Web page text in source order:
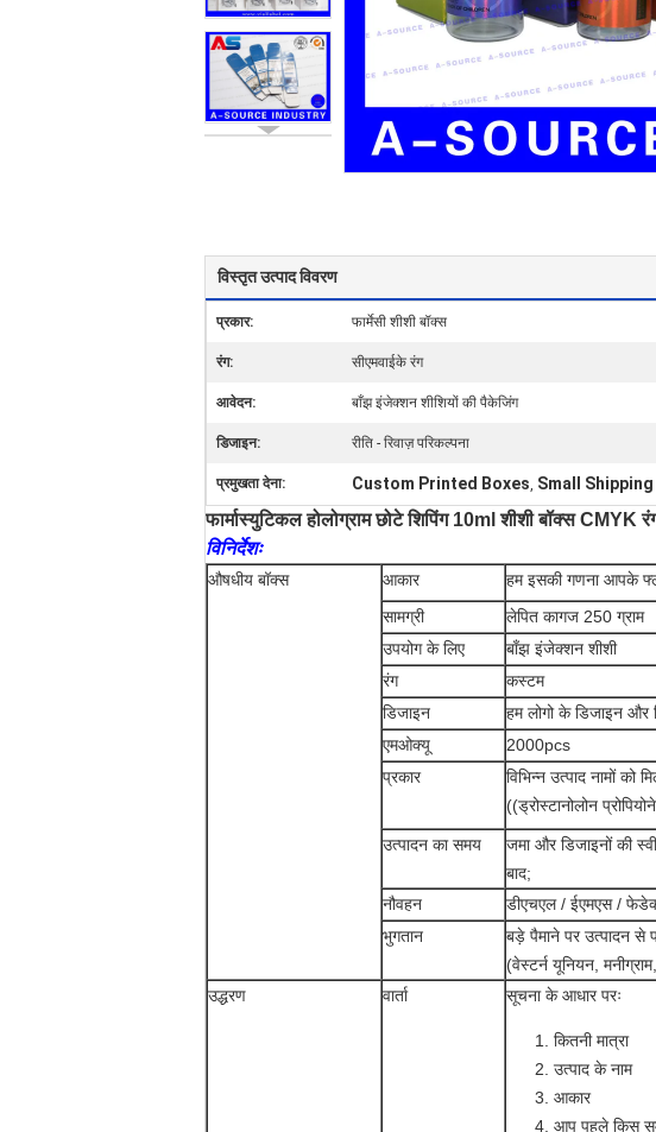
विस्तृत उत्पाद विवरण
प्रकार: फार्मेसी शीशी बॉक्स
रंग: सीएमवाईके रंग
आवेदन: बाँझ इंजेक्शन शीशियों की पैकेजिंग
डिजाइन: रीति - रिवाज़ परिकल्पना
प्रमुखता देना: Custom Printed Boxes, Small
फार्मास्युटिकल होलोग्राम छोटे शिपिंग 10ml शीशी बॉक्स CMYK
विनिर्देशः
औषधीय बॉक्स आकार
हम इसकी गणना आपके
सामग्री
लेपित कागज 250 ग्राम
उपयोग के लिए
बाँझ इंजेक्शन शीशी
रंग
कस्टम
डिजाइन
हम लोगो के डिजाइन और
एमओक्यू
2000pcs
प्रकार
विभिन्न उत्पाद नामों को
((ड्रोस्टानोलोन
उत्पादन का समय
जमा और डिजाइनों की
बाद;
नौवहन
डीएचएल / ईएमएस /
भुगतान
बड़े पैमाने पर उत्पादन से
(वेस्टर्न यूनियन,
उद्धरण
वार्ता सूचना के आधार परः
कितनी मात्रा
उत्पाद के नाम
आकार
आप पहले किस